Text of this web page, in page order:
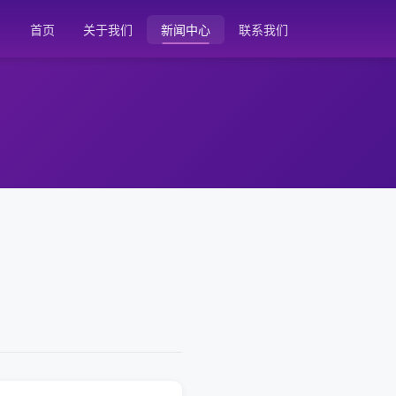
首页 关于我们 新闻中心 联系我们